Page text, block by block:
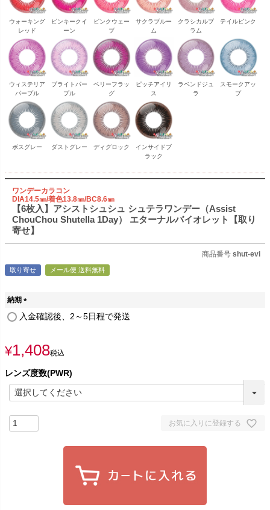
ウォーキング
レッド
ピンキークイ
ーン
ピンクウェー
ブ
サクラブルー
ム
クラシカルプ
ラム
テイルピンク
ウィステリア
パープル
ブライトパー
プル
ベリーフラッ
グ
ピッチアイリ
ス
ラベンドジュ
ラ
スモークアッ
プ
ボスグレー ダストグレー ディグロック
インサイドブ
ラック
ワンデーカラコン
DIA14.5㎜/着色13.8㎜/BC8.6㎜
【6枚入】アシストシュシュ シュテラワンデー（Assist
ChouChou Shutella 1Day） エターナルバイオレット【取り
寄せ】
商品番号 shut-evi
取り寄せ メール便 送料無料
納期
(
入金確認後、2～5日程で発送
¥1,408税込
レンズ度数(PWR)
お気に入りに登録する